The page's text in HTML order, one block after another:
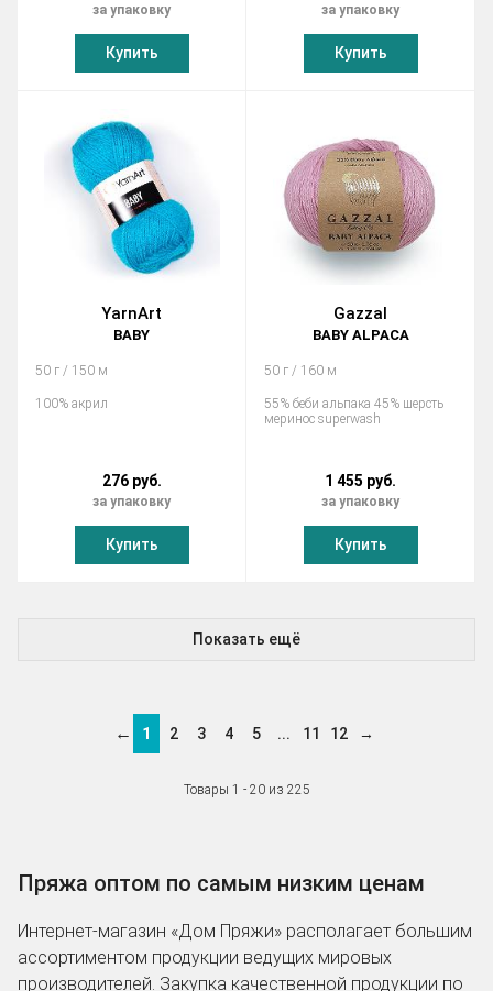
за упаковку
Купить
за упаковку
Купить
YarnArt
BABY
50 г / 150 м
100% акрил
276 руб.
за упаковку
Купить
Gazzal
BABY ALPACA
50 г / 160 м
55% беби альпака 45% шерсть
меринос superwash
1 455 руб.
за упаковку
Купить
Показать ещё
Товары 1 - 20 из 225
← 1 2 3 4 5 ... 11 12 →
Пряжа оптом по самым низким ценам
Интернет-магазин «Дом Пряжи» располагает большим
ассортиментом продукции ведущих мировых
производителей. Закупка качественной продукции по